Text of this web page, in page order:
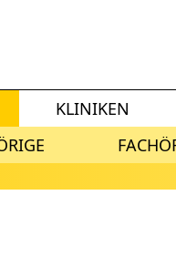
KLINIKEN